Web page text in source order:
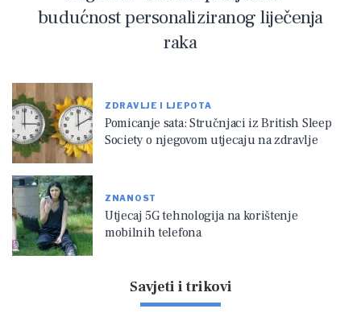
budućnost personaliziranog liječenja
raka
ZDRAVLJE I LJEPOTA
Pomicanje sata: Stručnjaci iz British Sleep
Society o njegovom utjecaju na zdravlje
ZNANOST
Utjecaj 5G tehnologija na korištenje
mobilnih telefona
Savjeti i trikovi